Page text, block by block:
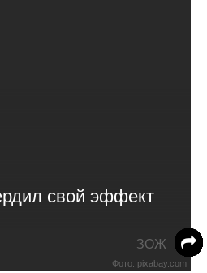
свой эффект
ЗОЖ
Фото: pixabay.com